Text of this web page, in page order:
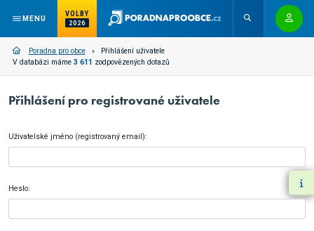
MENU
VOLBY
2026
Poradna pro obce
Přihlášení uživatele
V databázi máme 3 611 zodpovězených dotazů
Přihlášení pro registrované uživatele
Uživatelské jméno (registrovaný email):
Heslo: